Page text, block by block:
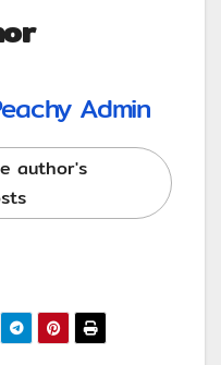
Admin
author's